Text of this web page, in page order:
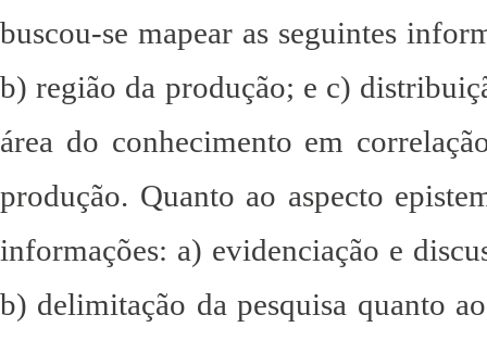
buscou-se mapear as seguintes
b) região da produção; e c)
área do conhecimento em
produção. Quanto ao aspecto
informações: a) evidenciação e
b) delimitação da pesquisa quanto